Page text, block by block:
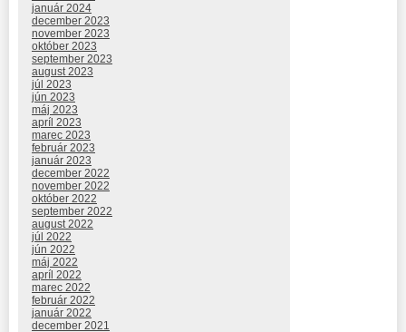
január 2024
december 2023
november 2023
október 2023
september 2023
august 2023
júl 2023
jún 2023
máj 2023
apríl 2023
marec 2023
február 2023
január 2023
december 2022
november 2022
október 2022
september 2022
august 2022
júl 2022
jún 2022
máj 2022
apríl 2022
marec 2022
február 2022
január 2022
december 2021